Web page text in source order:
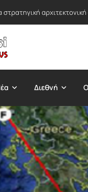
στρατηγική
Διεθνή